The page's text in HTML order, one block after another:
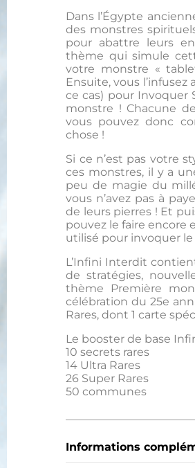
Dans l’Égypte
des monstres
pour abattre leurs
thème qui simule
votre monstre «
Ensuite, vous
ce cas) pour Invoquer
monstre ! Chacune
vous pouvez donc
chose !
Si ce n’est pas votre
ces monstres, il y a
peu de magie du
vous n’avez pas à
de leurs pierres ! Et
pouvez le faire encore
utilisé pour invoquer le
L’Infini Interdit
de stratégies,
thème Première
célébration du 25e
Rares, dont 1 carte
Le booster de base
10 secrets rares
14 Ultra Rares
26 Super Rares
50 communes
Informations